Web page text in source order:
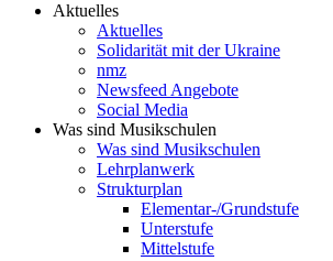
Aktuelles
Aktuelles
Solidarität mit der Ukraine
nmz
Newsfeed Angebote
Social Media
Was sind Musikschulen
Was sind Musikschulen
Lehrplanwerk
Strukturplan
Elementar-/Grundstufe
Unterstufe
Mittelstufe